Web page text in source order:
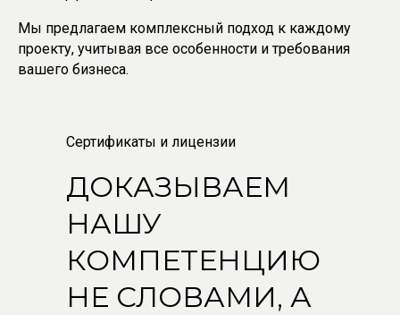
Мы предлагаем комплексный подход к каждому
проекту, учитывая все особенности и требования
вашего бизнеса.
ДОКАЗЫВАЕМ
НАШУ
КОМПЕТЕНЦИЮ
НЕ СЛОВАМИ, А
Сертификаты и лицензии